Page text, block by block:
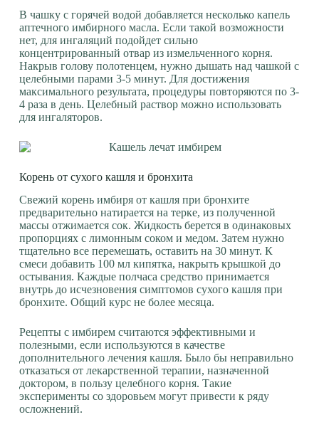
В чашку с горячей водой добавляется несколько капель
аптечного имбирного масла. Если такой возможности
нет, для ингаляций подойдет сильно
концентрированный отвар из измельченного корня.
Накрыв голову полотенцем, нужно дышать над чашкой с
целебными парами 3-5 минут. Для достижения
максимального результата, процедуры повторяются по 3-
4 раза в день. Целебный раствор можно использовать
для ингаляторов.
Корень от сухого кашля и бронхита
Свежий корень имбиря от кашля при бронхите
предварительно натирается на терке, из полученной
массы отжимается сок. Жидкость берется в одинаковых
пропорциях с лимонным соком и медом. Затем нужно
тщательно все перемешать, оставить на 30 минут. К
смеси добавить 100 мл кипятка, накрыть крышкой до
остывания. Каждые полчаса средство принимается
внутрь до исчезновения симптомов сухого кашля при
бронхите. Общий курс не более месяца.
Рецепты с имбирем считаются эффективными и
полезными, если используются в качестве
дополнительного лечения кашля. Было бы неправильно
отказаться от лекарственной терапии, назначенной
доктором, в пользу целебного корня. Такие
эксперименты со здоровьем могут привести к ряду
осложнений.